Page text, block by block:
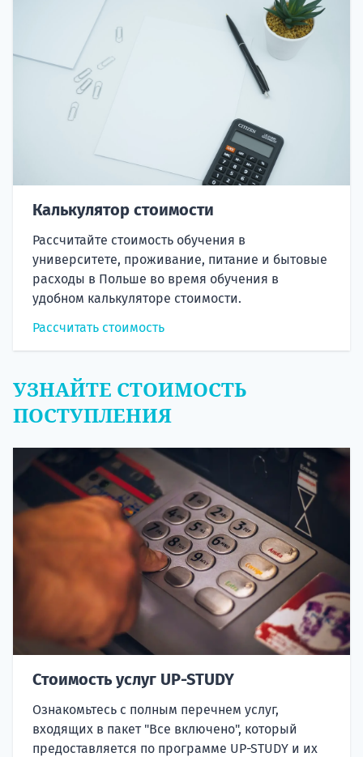
Калькулятор стоимости
Рассчитайте стоимость обучения в
университете, проживание, питание и бытовые
расходы в Польше во время обучения в
удобном калькуляторе стоимости.
Рассчитать стоимость
УЗНАЙТЕ СТОИМОСТЬ
ПОСТУПЛЕНИЯ
Стоимость услуг UP-STUDY
Ознакомьтесь с полным перечнем услуг,
входящих в пакет "Все включено", который
предоставляется по программе UP-STUDY и их